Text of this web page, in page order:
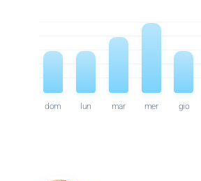
dom lun mar mer gio